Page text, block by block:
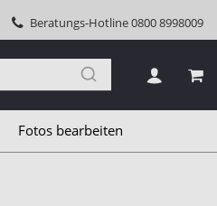
Beratungs-Hotline0800 8998009
Fotos bearbeiten